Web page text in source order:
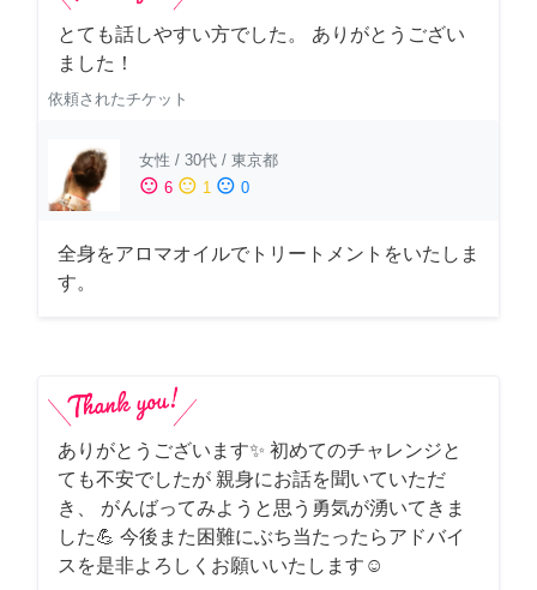
とても話しやすい方でした。 ありがとうござい
ました！
依頼されたチケット
女性 / 30代 / 東京都
sentiment_satisfied 6 sentiment_neutral 1 sentiment_dissatisfied 0
全身をアロマオイルでトリートメントをいたしま
す。
ありがとうございます✨ 初めてのチャレンジと
ても不安でしたが 親身にお話を聞いていただ
き、 がんばってみようと思う勇気が湧いてきま
した💪 今後また困難にぶち当たったらアドバイ
スを是非よろしくお願いいたします☺️